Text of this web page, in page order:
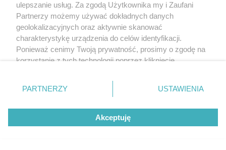
ulepszanie usług. Za zgodą Użytkownika my i Zaufani
Partnerzy możemy używać dokładnych danych
geolokalizacyjnych oraz aktywnie skanować
charakterystykę urządzenia do celów identyfikacji.
Ponieważ cenimy Twoją prywatność, prosimy o zgodę na
korzystanie z tych technologii poprzez kliknięcie
zmienić/wycofać klikając przycisk ustawień prywatności
znajdujący się w lewym dolnym rogu strony
rodzaje przetwarzania danych nie wymagają zgody
użytkownika, ale masz prawo sprzeciwić się takiemu
przetwarzaniu. Preferencje będą miały zastosowanie tylko
PARTNERZY USTAWIENIA
Akceptuję